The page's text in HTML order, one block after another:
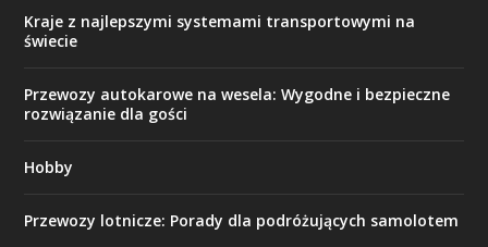
Kraje z najlepszymi systemami transportowymi na
świecie
Przewozy autokarowe na wesela: Wygodne i bezpieczne
rozwiązanie dla gości
Hobby
Przewozy lotnicze: Porady dla podróżujących samolotem